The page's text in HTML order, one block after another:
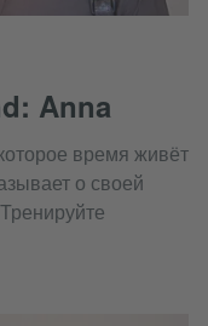
Anna
время живёт
о своей